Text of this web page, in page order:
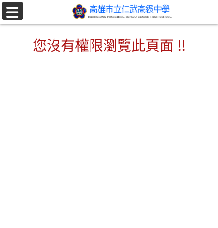
跳至主要內容區
選
您沒有權限瀏覽此頁面 !!